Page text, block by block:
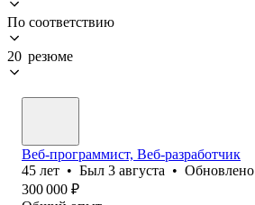
По соответствию
20 резюме
Веб-программист, Веб-разработчик
45 лет • Был 3 августа • Обновлено
300 000 ₽